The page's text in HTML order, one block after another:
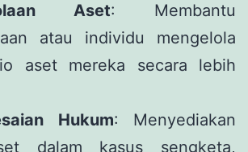
Aset: Membantu
atau individu mengelola
aset mereka secara lebih
Hukum: Menyediakan
dalam kasus sengketa,